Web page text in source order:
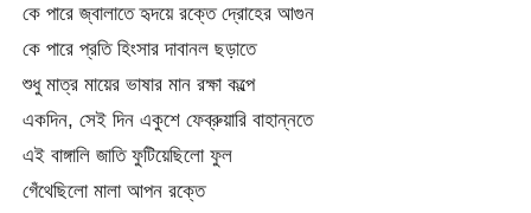
কে পারে জ্বালাতে হৃদয়ে রক্তে দ্রোহের আগুন
কে পারে প্রতি হিংসার দাবানল ছড়াতে
শুধু মাত্র মায়ের ভাষার মান রক্ষা কল্পে
একদিন, সেই দিন একুশে ফেব্রুয়ারি বাহান্নতে
এই বাঙ্গালি জাতি ফুটিয়েছিলো ফুল
গেঁথেছিলো মালা আপন রক্তে